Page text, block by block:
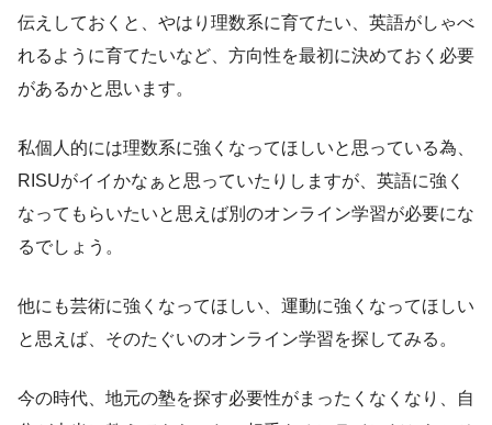
伝えしておくと、やはり理数系に育てたい、英語がしゃべ
れるように育てたいなど、方向性を最初に決めておく必要
があるかと思います。
私個人的には理数系に強くなってほしいと思っている為、
RISUがイイかなぁと思っていたりしますが、英語に強く
なってもらいたいと思えば別のオンライン学習が必要にな
るでしょう。
他にも芸術に強くなってほしい、運動に強くなってほしい
と思えば、そのたぐいのオンライン学習を探してみる。
今の時代、地元の塾を探す必要性がまったくなくなり、自